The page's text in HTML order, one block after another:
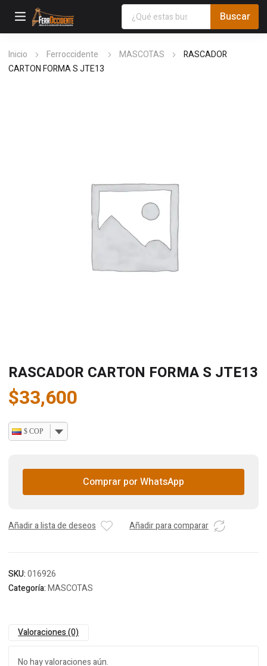
Inicio Ferroccidente MASCOTAS
RASCADOR
CARTON FORMA S JTE13
RASCADOR CARTON FORMA S JTE13
$33,600
$ COP
Comprar por WhatsApp
Añadir a lista de deseos Añadir para comparar
SKU:016926
Categoría:MASCOTAS
Valoraciones (0)
No hay valoraciones aún.